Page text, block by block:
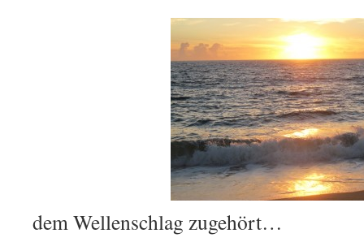
dem Wellenschlag zugehört…